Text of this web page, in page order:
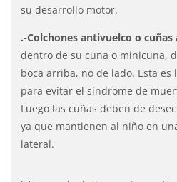
su desarrollo motor.
.-Colchones antivuelco o
dentro de su cuna o minicuna,
boca arriba, no de lado. Esta es
para evitar el síndrome de
Luego las cuñas deben de
ya que mantienen al niño en
lateral.